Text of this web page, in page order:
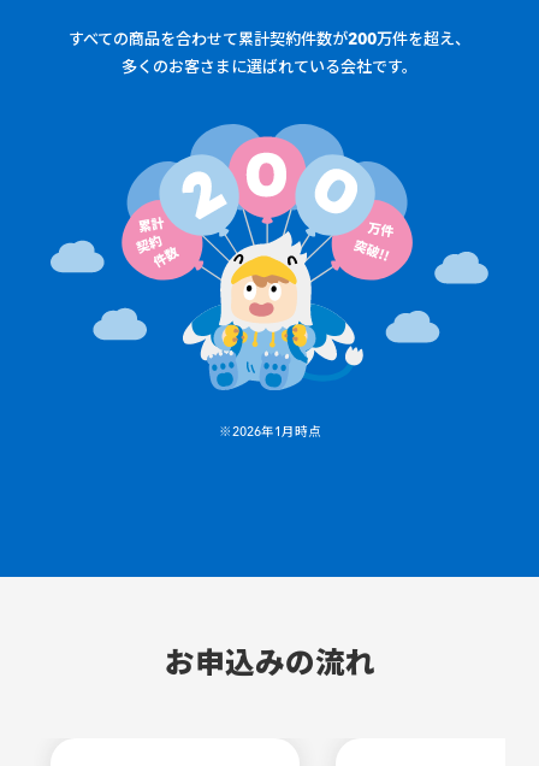
すべての商品を合わせて累計契約件数が200万件を超え、
多くのお客さまに選ばれている会社です。
※2026年1月時点
お申込みの流れ